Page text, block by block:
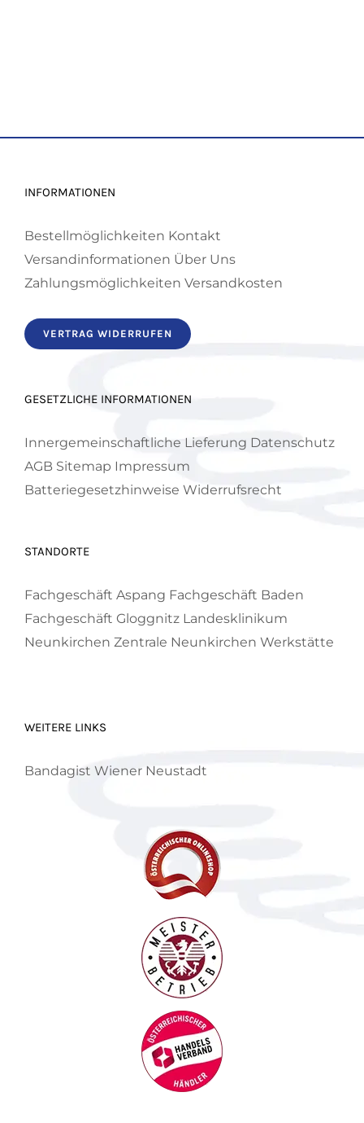
INFORMATIONEN
Bestellmöglichkeiten Kontakt
Versandinformationen Über Uns
Zahlungsmöglichkeiten Versandkosten
VERTRAG WIDERRUFEN
GESETZLICHE INFORMATIONEN
Innergemeinschaftliche Lieferung Datenschutz
AGB Sitemap Impressum
Batteriegesetzhinweise Widerrufsrecht
STANDORTE
Fachgeschäft Aspang Fachgeschäft Baden
Fachgeschäft Gloggnitz Landesklinikum
Neunkirchen Zentrale Neunkirchen Werkstätte
WEITERE LINKS
Bandagist Wiener Neustadt